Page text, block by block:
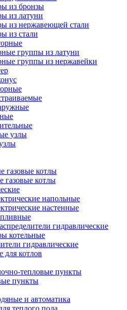
из бронзы
из латуни
из нержавеющей стали
из стали
группы из латуни
группы из нержавейки
узлы
газовые котлы
газовые котлы
напольные
настенные
гидравлические
котельные
гидравлические
котлов
тепловые пункты
пункты
и автоматика
теплого пола